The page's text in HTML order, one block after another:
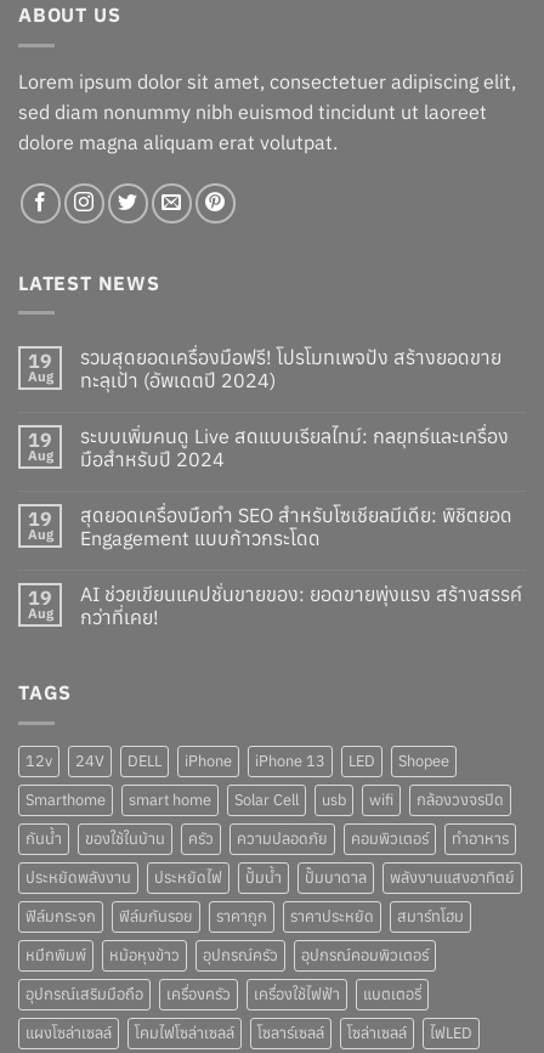
ABOUT US
Lorem ipsum dolor sit amet, consectetuer adipiscing elit,
sed diam nonummy nibh euismod tincidunt ut laoreet
dolore magna aliquam erat volutpat.
LATEST NEWS
19
Aug
รวมสุดยอดเครื่องมือฟรี! โปรโมทเพจปัง สร้างยอดขาย
ทะลุเป้า (อัพเดตปี 2024)
19
Aug
ระบบเพิ่มคนดู Live สดแบบเรียลไทม์: กลยุทธ์และเครื่อง
มือสำหรับปี 2024
19
Aug
สุดยอดเครื่องมือทำ SEO สำหรับโซเชียลมีเดีย: พิชิตยอด
Engagement แบบก้าวกระโดด
19
Aug
AI ช่วยเขียนแคปชั่นขายของ: ยอดขายพุ่งแรง สร้างสรรค์
กว่าที่เคย!
TAGS
12v 24V DELL iPhone iPhone 13 LED
Shopee
Smarthome
smart home Solar Cell usb wifi
กล้องวงจรปิด
กันน้ำ
ของใช้ในบ้าน ครัว ความปลอดภัย คอมพิวเตอร์
ทำอาหาร
ประหยัดพลังงาน
ประหยัดไฟ ปั๊มน้ำ ปั๊มบาดาล
พลังงานแสงอาทิตย์
ฟิล์มกระจก
ฟิล์มกันรอย ราคาถูก ราคาประหยัด
สมาร์ทโฮม
หมึกพิมพ์
หม้อหุงข้าว อุปกรณ์ครัว
อุปกรณ์คอมพิวเตอร์
อุปกรณ์เสริมมือถือ
เครื่องครัว เครื่องใช้ไฟฟ้า
แบตเตอรี่
แผงโซล่าเซลล์
โคมไฟโซล่าเซลล์ โซลาร์เซลล์ โซล่าเซลล์ ไฟLED